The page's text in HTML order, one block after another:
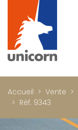
Accueil Vente
Réf. 9343